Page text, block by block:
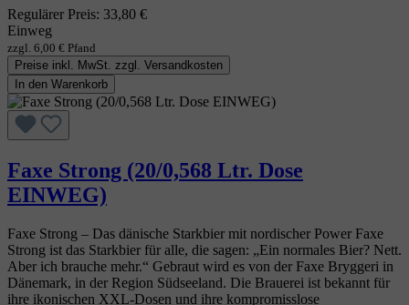
Regulärer Preis: 33,80 €
Einweg
zzgl. 6,00 € Pfand
Preise inkl. MwSt. zzgl. Versandkosten
In den Warenkorb
Faxe Strong (20/0,568 Ltr. Dose
EINWEG)
Faxe Strong – Das dänische Starkbier mit nordischer Power Faxe
Strong ist das Starkbier für alle, die sagen: „Ein normales Bier? Nett.
Aber ich brauche mehr.“ Gebraut wird es von der Faxe Bryggeri in
Dänemark, in der Region Südseeland. Die Brauerei ist bekannt für
ihre ikonischen XXL‑Dosen und ihre kompromisslose